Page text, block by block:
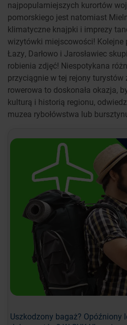
najpopularniejszych kurortów
pomorskiego jest natomiast
klimatyczne knajpki i imprezy
wizytówki miejscowości! Kolejne
Łazy, Darłowo i Jarosławiec
robienia zdjęć! Niespotykana
przyciągnie w tej rejony turystów
rowerowa to doskonała okazja,
kulturą i historią regionu,
muzea rybołówstwa lub
Uszkodzony bagaż? Opóźniony